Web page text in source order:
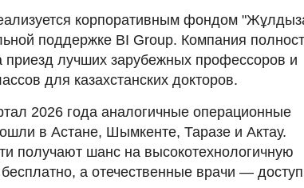
корпоративным фондом
поддержке BI Group. Компания
приезд лучших зарубежных профессоров и
для казахстанских докторов.
2026 года аналогичные операционные
в Астане, Шымкенте, Таразе и Актау.
получают шанс на высокотехнологичную
а отечественные врачи —